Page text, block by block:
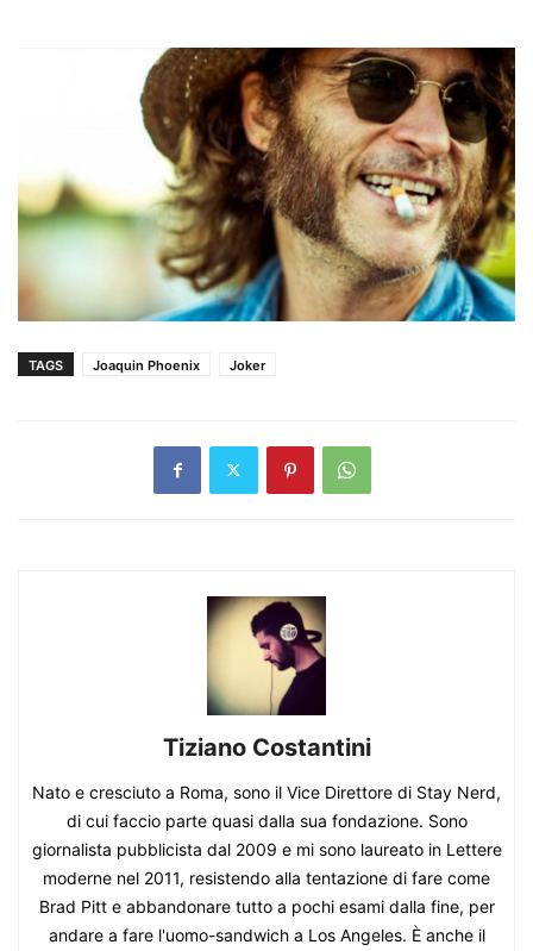
TAGS Joaquin Phoenix Joker
Tiziano Costantini
Nato e cresciuto a Roma, sono il Vice Direttore di Stay Nerd,
di cui faccio parte quasi dalla sua fondazione. Sono
giornalista pubblicista dal 2009 e mi sono laureato in Lettere
moderne nel 2011, resistendo alla tentazione di fare come
Brad Pitt e abbandonare tutto a pochi esami dalla fine, per
andare a fare l'uomo-sandwich a Los Angeles. È anche il